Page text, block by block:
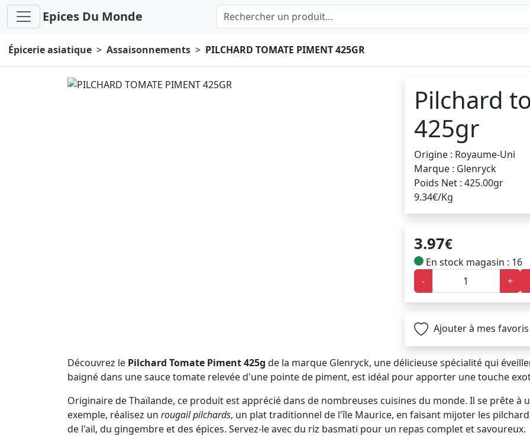
Epices Du Monde
Épicerie asiatique Assaisonnements PILCHARD TOMATE PIMENT 425GR
Pilchard
425gr
Origine : Royaume-Uni
Marque : Glenryck
Poids Net : 425.00gr
9.34€/Kg
3.97€
En stock magasin : 16
-
+
Ajouter à mes favoris
Découvrez le Pilchard Tomate Piment 425g de la marque Glenryck, une délicieuse spécialité qui
baigné dans une sauce tomate relevée d'une pointe de piment, est idéal pour apporter une touche
Originaire de Thaïlande, ce produit est apprécié dans de nombreuses cuisines du monde. Il se prête
exemple, réalisez un rougail pilchards, un plat traditionnel de l'île Maurice, en faisant mijoter les
de l'ail, du gingembre et des épices. Servez-le avec du riz basmati pour un repas complet et savoureux.